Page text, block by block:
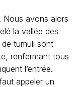
Nous avons alors
la vallée des
tumuli sont
renfermant tous
l’entrée.
appeler un